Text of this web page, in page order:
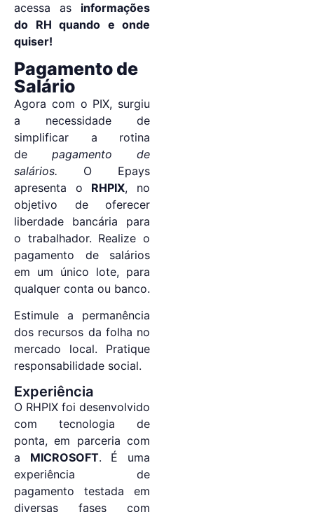
acessa as informações
do RH quando e onde
quiser!
Pagamento de
Salário
Agora com o PIX, surgiu
a necessidade de
simplificar a rotina
de pagamento de
salários. O Epays
apresenta o RHPIX, no
objetivo de oferecer
liberdade bancária para
o trabalhador. Realize o
pagamento de salários
em um único lote, para
qualquer conta ou banco.
Estimule a permanência
dos recursos da folha no
mercado local. Pratique
responsabilidade social.
Experiência
O RHPIX foi desenvolvido
com tecnologia de
ponta, em parceria com
a MICROSOFT. É uma
experiência de
pagamento testada em
diversas fases com